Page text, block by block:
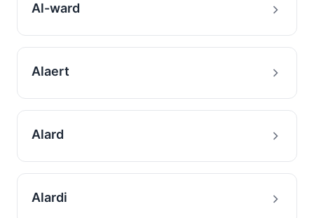
Al-ward
Alaert
Alard
Alardi